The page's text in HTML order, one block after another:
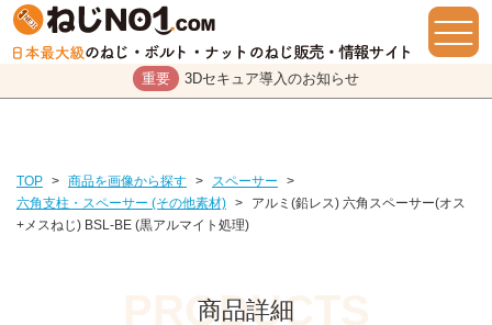
重要 3Dセキュア導入のお知らせ
TOP > 商品を画像から探す > スペーサー
>
六角支柱・スペーサー (その他素材) >
アルミ(鉛レス) 六角スペーサー(オス
+メスねじ) BSL-BE (黒アルマイト処理)
商品詳細